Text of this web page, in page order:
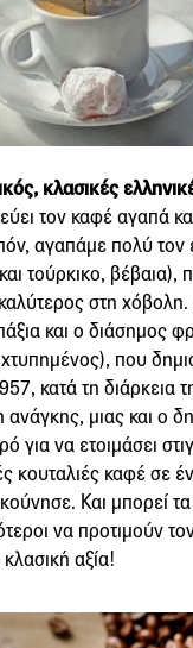
κλασικές
τον καφέ αγαπά και
αγαπάμε πολύ τον
τούρκικο, βέβαια),
στη
και ο διάσημος
χτυπημένος), που
κατά τη διάρκεια
μιας και ο
για να ετοιμάσει
κουταλιές καφέ σε
Και μπορεί τα
να προτιμούν
αξία!